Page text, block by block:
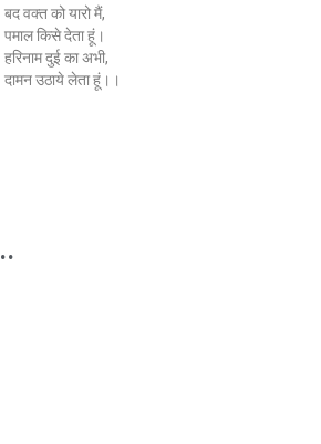
बद वक्त को यारो मैं,
पमाल किसे देता हूं।
हरिनाम दुई का अभी,
दामन उठाये लेता हूं।।